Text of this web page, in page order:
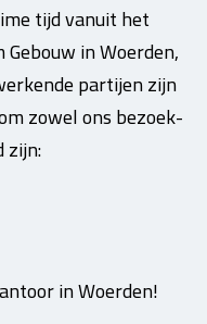
tijd vanuit het
in Woerden,
partijen zijn
zowel ons bezoek-
zijn:
in Woerden!